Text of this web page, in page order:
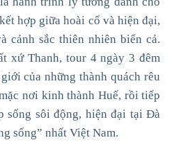
hợp giữa hoài cổ và hiện đại,
cảnh sắc thiên nhiên biển cả.
xứ Thanh, tour 4 ngày 3 đêm
của những thành quách rêu
nơi kinh thành Huế, rồi tiếp
sống sôi động, hiện đại tại Đà
sống” nhất Việt Nam.